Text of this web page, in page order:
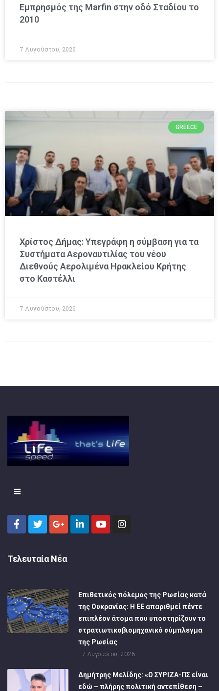
Εμπρησμός της Marfin στην οδό Σταδίου το
2010
7 Αυγούστου, 2026
GREECE
Χρίστος Δήμας: Υπεγράφη η σύμβαση για τα
Συστήματα Αεροναυτιλίας του νέου
Διεθνούς Αερολιμένα Ηρακλείου Κρήτης
στο Καστέλλι
7 Αυγούστου, 2026
Τελευταία Νέα
Επιθετικός πόλεμος της Ρωσίας κατά
της Ουκρανίας: Η ΕΕ απαριθμεί πέντε
επιπλέον άτομα που υποστηρίζουν το
στρατιωτικοβιομηχανικό σύμπλεγμα
της Ρωσίας
7 Αυγούστου, 2026
Δημήτρης Μελίδης: «Ο ΣΥΡΙΖΑ-ΠΣ είναι
εδώ – πλήρης πολιτική αντεπίθεση –